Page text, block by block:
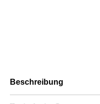
Beschreibung